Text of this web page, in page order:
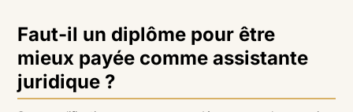
Faut-il un diplôme pour être
mieux payée comme assistante
juridique ?